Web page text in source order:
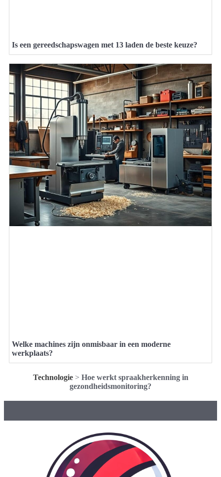
Is een gereedschapswagen met 13 laden de beste keuze?
Welke machines zijn onmisbaar in een moderne
werkplaats?
Technologie> Hoe werkt spraakherkenning in
gezondheidsmonitoring?